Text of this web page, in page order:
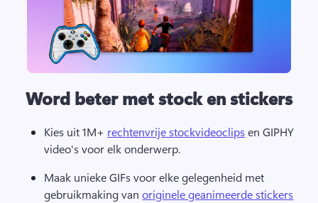
Word beter met stock en stickers
Kies uit 1M+ rechtenvrije stockvideoclips en GIPHY
video's voor elk onderwerp.
Maak unieke GIFs voor elke gelegenheid met
gebruikmaking van originele geanimeerde stickers